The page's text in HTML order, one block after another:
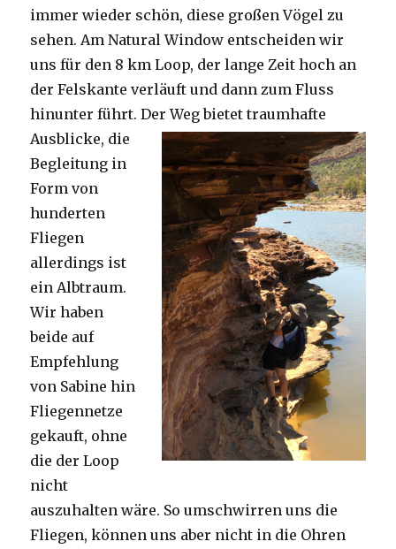
immer wieder schön, diese großen Vögel zu
sehen. Am Natural Window entscheiden wir
uns für den 8 km Loop, der lange Zeit hoch an
der Felskante verläuft und dann zum Fluss
hinunter führt. Der Weg bietet traumhafte
Ausblicke, die
Begleitung in
Form von
hunderten
Fliegen
allerdings ist
ein Albtraum.
Wir haben
beide auf
Empfehlung
von Sabine hin
Fliegennetze
gekauft, ohne
die der Loop
nicht
auszuhalten wäre. So umschwirren uns die
Fliegen, können uns aber nicht in die Ohren